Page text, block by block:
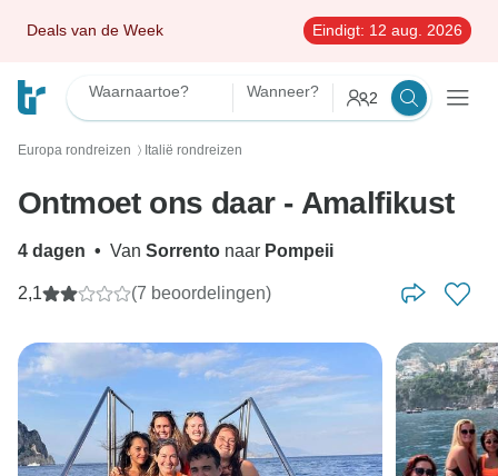
Deals van de Week Eindigt: 12 aug. 2026
Waarnaartoe? Wanneer? 2
Europa rondreizen 〉 Italië rondreizen
Ontmoet ons daar - Amalfikust
4 dagen • Van Sorrento naar Pompeii
2,1 (7 beoordelingen)